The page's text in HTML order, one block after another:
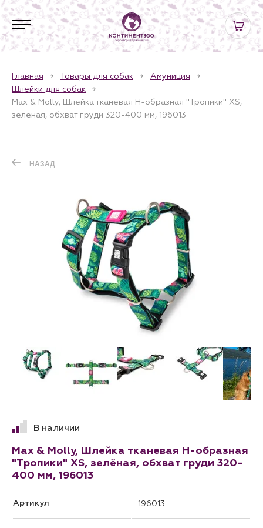
Главная Товары для собак
Амуниция
Шлейки для собак
Max & Molly, Шлейка тканевая H-образная "Тропики" XS,
зелёная, обхват груди 320-400 мм, 196013
НАЗАД
В наличии
Max & Molly, Шлейка тканевая H-образная
"Тропики" XS, зелёная, обхват груди 320-
400 мм, 196013
Артикул 196013